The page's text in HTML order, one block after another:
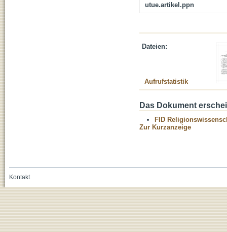
utue.artikel.ppn
Dateien:
Aufrufstatistik
Das Dokument
FID
Zur Kurzanzeige
Kontakt